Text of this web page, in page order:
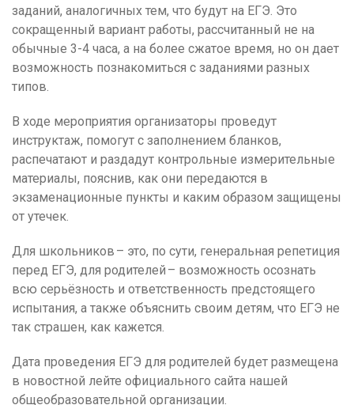
заданий, аналогичных тем, что будут на ЕГЭ. Это
сокращенный вариант работы, рассчитанный не на
обычные 3-4 часа, а на более сжатое время, но он дает
возможность познакомиться с заданиями разных
типов.
В ходе мероприятия организаторы проведут
инструктаж, помогут с заполнением бланков,
распечатают и раздадут контрольные измерительные
материалы, пояснив, как они передаются в
экзаменационные пункты и каким образом защищены
от утечек.
Для школьников – это, по сути, генеральная репетиция
перед ЕГЭ, для родителей – возможность осознать
всю серьёзность и ответственность предстоящего
испытания, а также объяснить своим детям, что ЕГЭ не
так страшен, как кажется.
Дата проведения ЕГЭ для родителей будет размещена
в новостной лейте официального сайта нашей
общеобразовательной организации.